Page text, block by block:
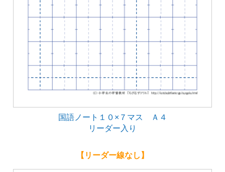
国語ノート１０×７マス Ａ４
リーダー入り
【リーダー線なし】